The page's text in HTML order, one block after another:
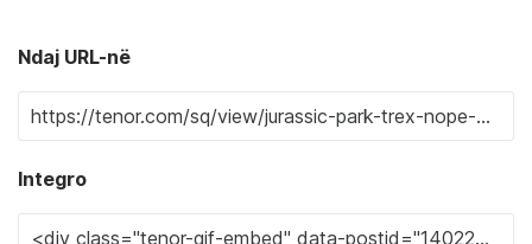
Ndaj URL-në
Integro